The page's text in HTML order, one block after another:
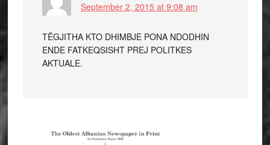
September 2, 2015 at 9:08 am
TËGJITHA KTO DHIMBJE PONA NDODHIN
ENDE FATKEQSISHT PREJ POLITKES
AKTUALE.